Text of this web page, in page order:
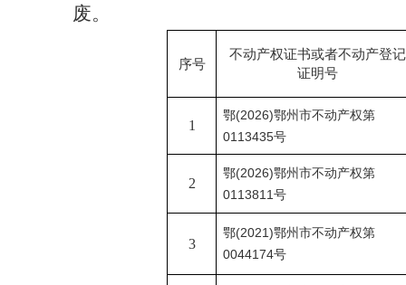
废。
序号
不动产权证书或者不动产登记
证明号
1
鄂(2026)鄂州市不动产权第
0113435号
2
鄂(2026)鄂州市不动产权第
0113811号
3
鄂(2021)鄂州市不动产权第
0044174号